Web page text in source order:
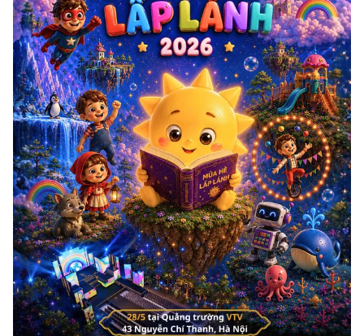
Emagazine Podcast
Photo Infographic
Video Shorts video
VTV Money VTV Thể thao
VTV Sức khoẻ Bất động sản
Thị trường 24h Tấm lòng Việt
VTV4 Vươn mình bằng AI